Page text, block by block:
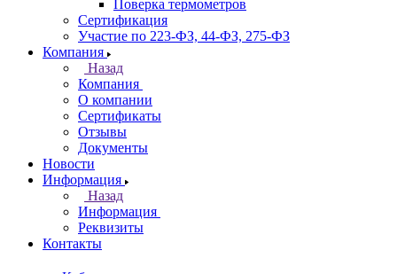
Поверка термометров
Сертификация
Участие по 223-ФЗ, 44-ФЗ, 275-ФЗ
Компания
Назад
Компания
О компании
Сертификаты
Отзывы
Документы
Новости
Информация
Назад
Информация
Реквизиты
Контакты